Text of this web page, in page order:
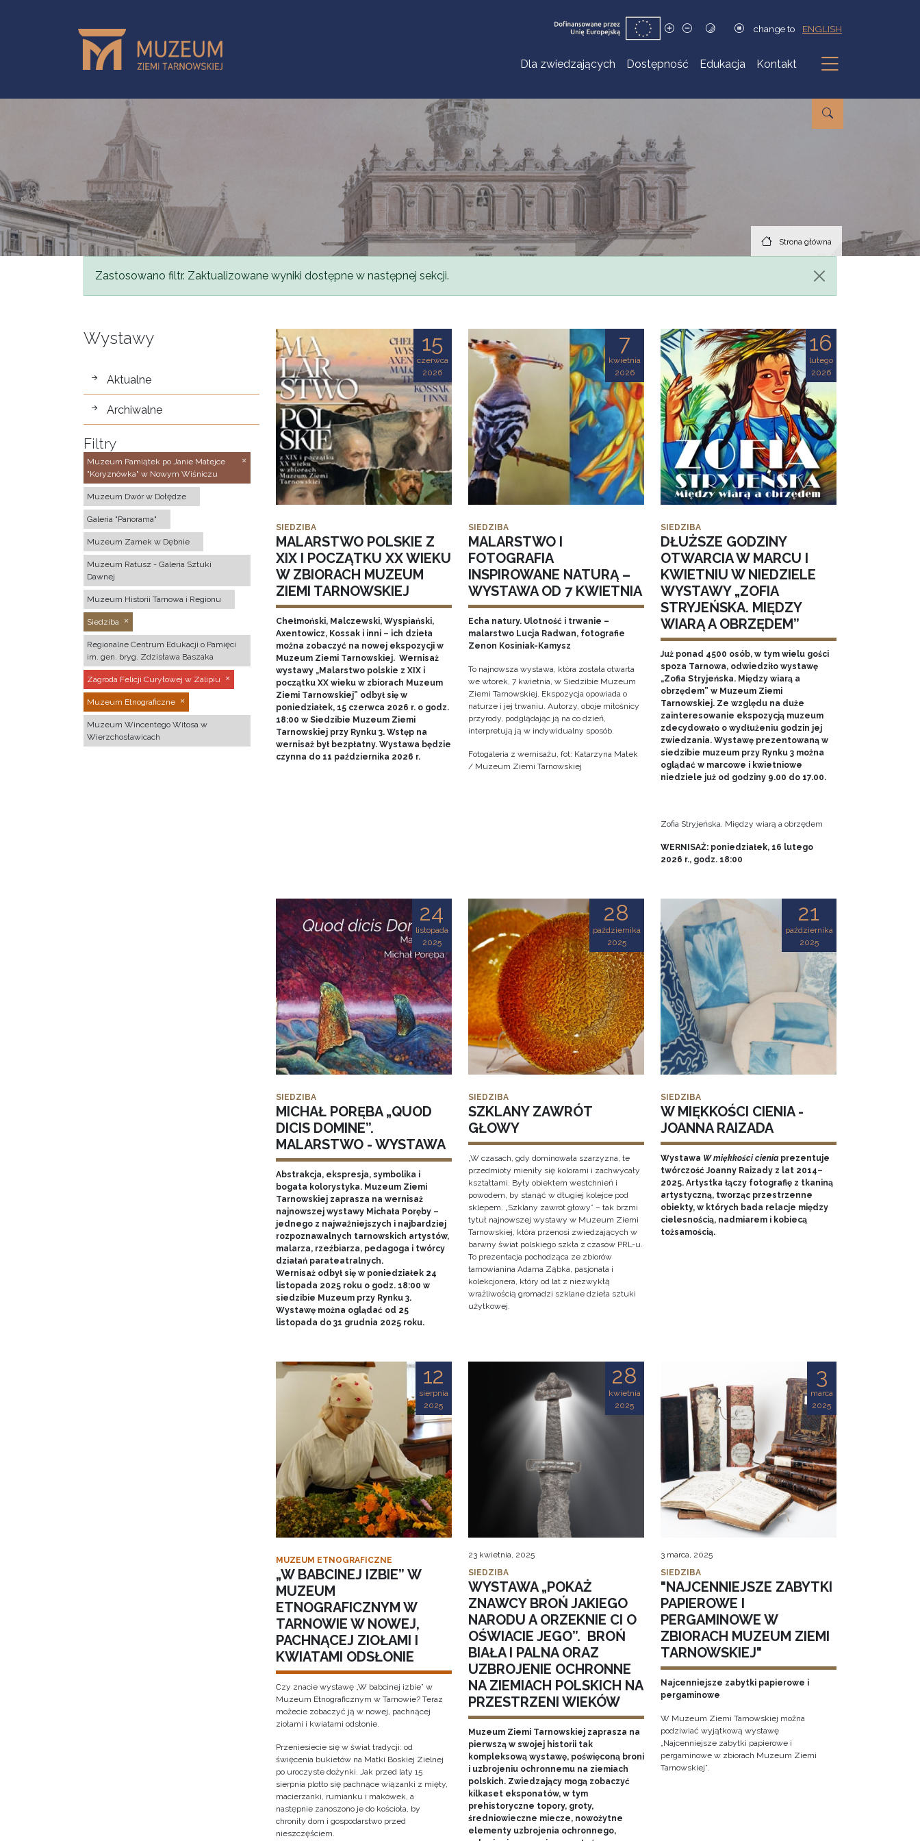
change to ENGLISH
Dla zwiedzających Dostępność Edukacja Kontakt
Podmenu
Strona główna
Komunikat
Zastosowano filtr. Zaktualizowane wyniki dostępne w następnej sekcji.
Wystawy
wystawy
Aktualne
Archiwalne
Filtry
Muzeum Pamiątek po Janie Matejce
"Koryznówka" w Nowym Wiśniczu
Muzeum Dwór w Dołędze
Galeria "Panorama"
Muzeum Zamek w Dębnie
Muzeum Ratusz - Galeria Sztuki
Dawnej
Muzeum Historii Tarnowa i Regionu
Siedziba
Regionalne Centrum Edukacji o Pamięci
im. gen. bryg. Zdzisława Baszaka
Zagroda Felicji Curyłowej w Zalipiu
Muzeum Etnograficzne
Muzeum Wincentego Witosa w
Wierzchosławicach
15
czerwca
2026
SIEDZIBA
MALARSTWO POLSKIE Z
XIX I POCZĄTKU XX WIEKU
W ZBIORACH MUZEUM
ZIEMI TARNOWSKIEJ
Chełmoński, Malczewski, Wyspiański,
Axentowicz, Kossak i inni – ich dzieła
można zobaczyć na nowej ekspozycji w
Muzeum Ziemi Tarnowskiej. Wernisaż
wystawy „Malarstwo polskie z XIX i
początku XX wieku w zbiorach Muzeum
Ziemi Tarnowskiej” odbył się w
poniedziałek, 15 czerwca 2026 r. o godz.
18:00 w Siedzibie Muzeum Ziemi
Tarnowskiej przy Rynku 3. Wstęp na
wernisaż był bezpłatny. Wystawa będzie
czynna do 11 października 2026 r.
7
kwietnia
2026
SIEDZIBA
MALARSTWO I
FOTOGRAFIA
INSPIROWANE NATURĄ –
WYSTAWA OD 7 KWIETNIA
Echa natury. Ulotność i trwanie –
malarstwo Lucja Radwan, fotografie
Zenon Kosiniak-Kamysz
To najnowsza wystawa, która została otwarta
we wtorek, 7 kwietnia, w Siedzibie Muzeum
Ziemi Tarnowskiej. Ekspozycja opowiada o
naturze i jej trwaniu. Autorzy, oboje miłośnicy
przyrody, podglądając ją na co dzień,
interpretują ją w indywidualny sposób.
Fotogaleria z wernisażu, fot: Katarzyna Małek
/ Muzeum Ziemi Tarnowskiej
16
lutego
2026
SIEDZIBA
DŁUŻSZE GODZINY
OTWARCIA W MARCU I
KWIETNIU W NIEDZIELE
WYSTAWY „ZOFIA
STRYJEŃSKA. MIĘDZY
WIARĄ A OBRZĘDEM”
Już ponad 4500 osób, w tym wielu gości
spoza Tarnowa, odwiedziło wystawę
„Zofia Stryjeńska. Między wiarą a
obrzędem” w Muzeum Ziemi
Tarnowskiej. Ze względu na duże
zainteresowanie ekspozycją muzeum
zdecydowało o wydłużeniu godzin jej
zwiedzania. Wystawę prezentowaną w
siedzibie muzeum przy Rynku 3 można
oglądać w marcowe i kwietniowe
niedziele już od godziny 9.00 do 17.00.
Zofia Stryjeńska. Między wiarą a obrzędem
WERNISAŻ: poniedziałek, 16 lutego
2026 r., godz. 18:00
24
listopada
2025
SIEDZIBA
MICHAŁ PORĘBA „QUOD
DICIS DOMINE”.
MALARSTWO - WYSTAWA
Abstrakcja, ekspresja, symbolika i
bogata kolorystyka. Muzeum Ziemi
Tarnowskiej zaprasza na wernisaż
najnowszej wystawy Michała Poręby –
jednego z najważniejszych i najbardziej
rozpoznawalnych tarnowskich artystów,
malarza, rzeźbiarza, pedagoga i twórcy
działań parateatralnych.
Wernisaż odbył się w poniedziałek 24
listopada 2025 roku o godz. 18:00 w
siedzibie Muzeum przy Rynku 3.
Wystawę można oglądać od 25
listopada do 31 grudnia 2025 roku.
28
października
2025
SIEDZIBA
SZKLANY ZAWRÓT
GŁOWY
„W czasach, gdy dominowała szarzyzna, te
przedmioty mieniły się kolorami i zachwycały
kształtami. Były obiektem westchnień i
powodem, by stanąć w długiej kolejce pod
sklepem. „Szklany zawrót głowy” – tak brzmi
tytuł najnowszej wystawy w Muzeum Ziemi
Tarnowskiej, która przenosi zwiedzających w
barwny świat polskiego szkła z czasów PRL-u.
To prezentacja pochodząca ze zbiorów
tarnowianina Adama Ząbka, pasjonata i
kolekcjonera, który od lat z niezwykłą
wrażliwością gromadzi szklane dzieła sztuki
użytkowej.
21
października
2025
SIEDZIBA
W MIĘKKOŚCI CIENIA -
JOANNA RAIZADA
Wystawa W miękkości cieniaprezentuje
twórczość Joanny Raizady z lat 2014–
2025. Artystka łączy fotografię z tkaniną
artystyczną, tworząc przestrzenne
obiekty, w których bada relacje między
cielesnością, nadmiarem i kobiecą
tożsamością.
12
sierpnia
2025
MUZEUM ETNOGRAFICZNE
„W BABCINEJ IZBIE” W
MUZEUM
ETNOGRAFICZNYM W
TARNOWIE W NOWEJ,
PACHNĄCEJ ZIOŁAMI I
KWIATAMI ODSŁONIE
Czy znacie wystawę „W babcinej izbie” w
Muzeum Etnograficznym w Tarnowie? Teraz
możecie zobaczyć ją w nowej, pachnącej
ziołami i kwiatami odsłonie.
Przeniesiecie się w świat tradycji: od
święcenia bukietów na Matki Boskiej Zielnej
po uroczyste dożynki. Jak przed laty 15
sierpnia plotło się pachnące wiązanki z mięty,
macierzanki, rumianku i makówek, a
następnie zanoszono je do kościoła, by
chroniły dom i gospodarstwo przed
nieszczęściem.
28
kwietnia
2025
23 kwietnia, 2025
SIEDZIBA
WYSTAWA „POKAŻ
ZNAWCY BROŃ JAKIEGO
NARODU A ORZEKNIE CI O
OŚWIACIE JEGO”. BROŃ
BIAŁA I PALNA ORAZ
UZBROJENIE OCHRONNE
NA ZIEMIACH POLSKICH NA
PRZESTRZENI WIEKÓW
Muzeum Ziemi Tarnowskiej zaprasza na
pierwszą w swojej historii tak
kompleksową wystawę, poświęconą broni
i uzbrojeniu ochronnemu na ziemiach
polskich. Zwiedzający mogą zobaczyć
kilkaset eksponatów, w tym
prehistoryczne topory, groty,
średniowieczne miecze, nowożytne
elementy uzbrojenia ochronnego,
3
marca
2025
3 marca, 2025
SIEDZIBA
"NAJCENNIEJSZE ZABYTKI
PAPIEROWE I
PERGAMINOWE W
ZBIORACH MUZEUM ZIEMI
TARNOWSKIEJ"
Najcenniejsze zabytki papierowe i
pergaminowe
W Muzeum Ziemi Tarnowskiej można
podziwiać wyjątkową wystawę
„Najcenniejsze zabytki papierowe i
pergaminowe w zbiorach Muzeum Ziemi
Tarnowskiej”.